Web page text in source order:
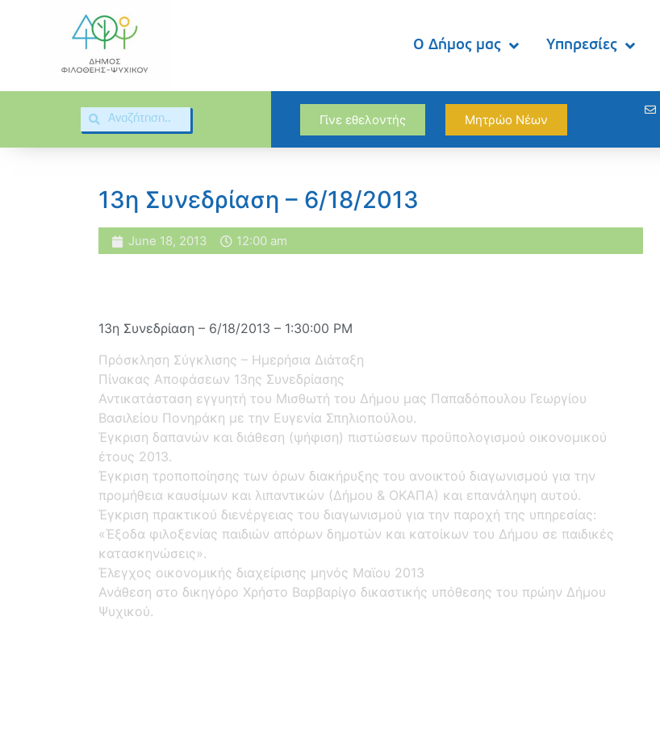
Ο Δήμος μας Υπηρεσίες
Γίνε εθελοντής Μητρώο Νέων
13η Συνεδρίαση – 6/18/2013
June 18, 2013 12:00 am
13η Συνεδρίαση – 6/18/2013 – 1:30:00 PM
Πρόσκληση Σύγκλισης – Ημερήσια Διάταξη
Πίνακας Αποφάσεων 13ης Συνεδρίασης
Αντικατάσταση εγγυητή του Μισθωτή του Δήμου μας Παπαδόπουλου Γεωργίου
Βασιλείου Πονηράκη με την Ευγενία Σπηλιοπούλου.
Έγκριση δαπανών και διάθεση (ψήφιση) πιστώσεων προϋπολογισμού οικονομικού
έτους 2013.
Έγκριση τροποποίησης των όρων διακήρυξης του ανοικτού διαγωνισμού για την
προμήθεια καυσίμων και λιπαντικών (Δήμου & ΟΚΑΠΑ) και επανάληψη αυτού.
Έγκριση πρακτικού διενέργειας του διαγωνισμού για την παροχή της υπηρεσίας:
«Έξοδα φιλοξενίας παιδιών απόρων δημοτών και κατοίκων του Δήμου σε παιδικές
κατασκηνώσεις».
Έλεγχος οικονομικής διαχείρισης μηνός Μαϊου 2013
Ανάθεση στο δικηγόρο Χρήστο Βαρβαρίγο δικαστικής υπόθεσης του πρώην Δήμου
Ψυχικού.